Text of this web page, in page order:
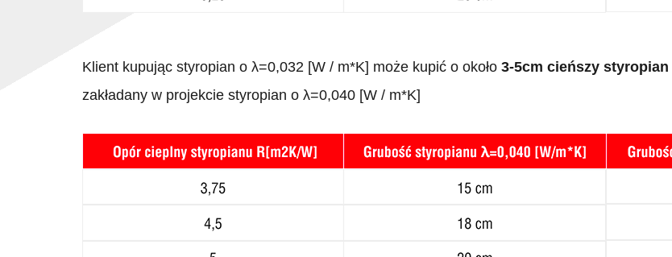
Klient kupując styropian o λ=0,032 [W / m*K] może kupić o około 3-5cm cieńszy styropian
zakładany w projekcie styropian o λ=0,040 [W / m*K]